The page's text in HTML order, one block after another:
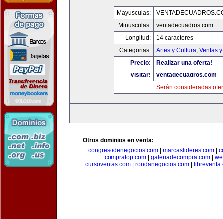
Mayusculas:
Minusculas:
ventadecuadros.com
Longitud:
14 caracteres
Categorias:
Artes y Cultura, Ventas
Precio:
Realizar una oferta!
Visitar!
ventadecuadros.com
Serán consideradas
Otros dominios en venta:
congresodenegocios.com| marcaslideres.com|
compratop.com| galeriadecompra.com|
cursoventas.com
rondanegocios.com